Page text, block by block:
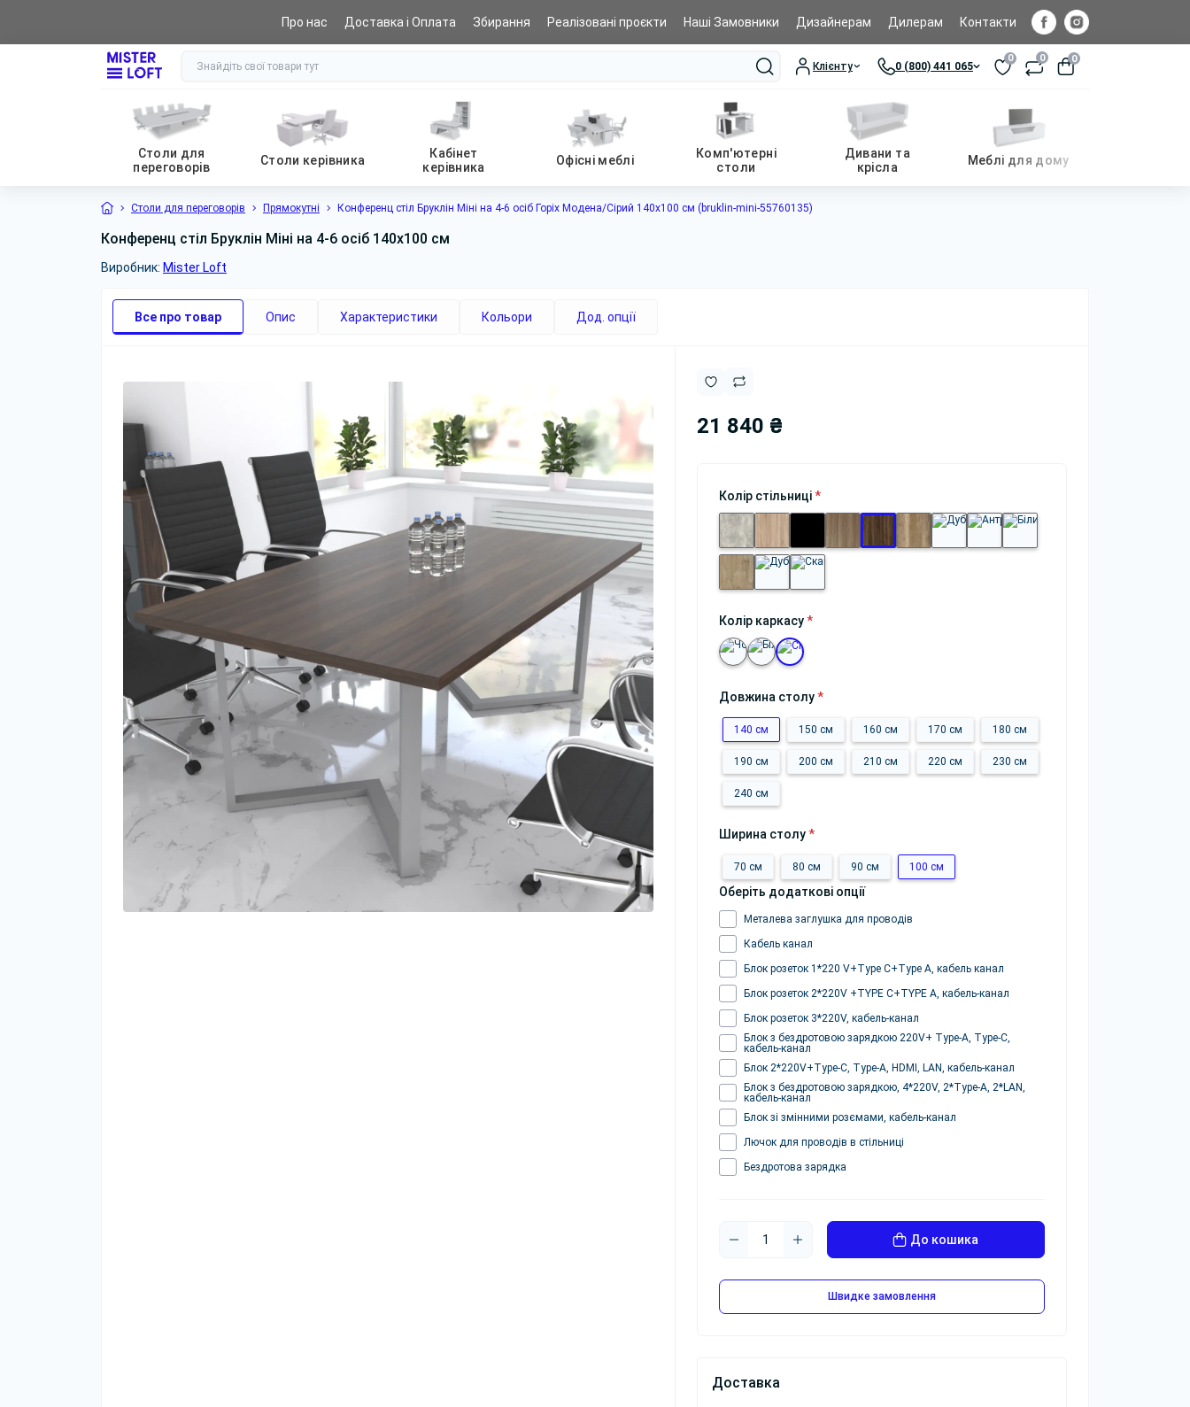
0 (800) 441 065
Про нас Доставка і Оплата Збирання Реалізовані проєкти Наші Замовники Дизайнерам Дилерам Контакти
Клієнту 0 (800) 441 065
0 0 0
Столи для
переговорів
Столи керівника
Кабінет
керівника
Офісні меблі
Комп'ютерні
столи
Дивани та
крісла
Меблі для дому
Столи для переговорів Прямокутні Конференц стіл Бруклін Міні на 4-6 осіб Горіх Модена/Сірий 140x100 см (bruklin-mini-55760135)
Конференц стіл Бруклін Міні на 4-6 осіб 140x100 см
Виробник: Mister Loft
Все про товар Опис Характеристики Кольори Дод. опції
21 840 ₴
Колір стільниці*
Колір каркасу*
Довжина столу*
140 см 150 см 160 см 170 см 180 см
190 см 200 см 210 см 220 см 230 см
240 см
Ширина столу*
70 см 80 см 90 см 100 см
Оберіть додаткові опції
Металева заглушка для проводів
Кабель канал
Блок розеток 1*220 V+Type C+Type A, кабель канал
Блок розеток 2*220V +TYPE C+TYPE A, кабель-канал
Блок розеток 3*220V, кабель-канал
Блок з бездротовою зарядкою 220V+ Type-A, Type-C,
кабель-канал
Блок 2*220V+Type-C, Type-A, HDMI, LAN, кабель-канал
Блок з бездротовою зарядкою, 4*220V, 2*Type-A, 2*LAN,
кабель-канал
Блок зі змінними розємами, кабель-канал
Лючок для проводів в стільниці
Бездротова зарядка
До кошика
Швидке замовлення
Доставка